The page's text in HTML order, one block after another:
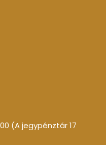
(A jegypénztár 17